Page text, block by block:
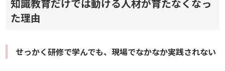
知識教育だけでは動ける人材が育たなくなっ
た理由
せっかく研修で学んでも、現場でなかなか実践されない